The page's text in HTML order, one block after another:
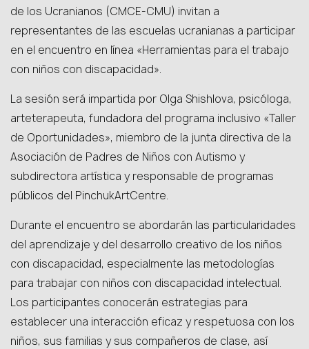
de los Ucranianos (CMCE-CMU) invitan a
representantes de las escuelas ucranianas a participar
en el encuentro en línea «Herramientas para el trabajo
con niños con discapacidad».
La sesión será impartida por Olga Shishlova, psicóloga,
arteterapeuta, fundadora del programa inclusivo «Taller
de Oportunidades», miembro de la junta directiva de la
Asociación de Padres de Niños con Autismo y
subdirectora artística y responsable de programas
públicos del PinchukArtCentre.
Durante el encuentro se abordarán las particularidades
del aprendizaje y del desarrollo creativo de los niños
con discapacidad, especialmente las metodologías
para trabajar con niños con discapacidad intelectual.
Los participantes conocerán estrategias para
establecer una interacción eficaz y respetuosa con los
niños, sus familias y sus compañeros de clase, así